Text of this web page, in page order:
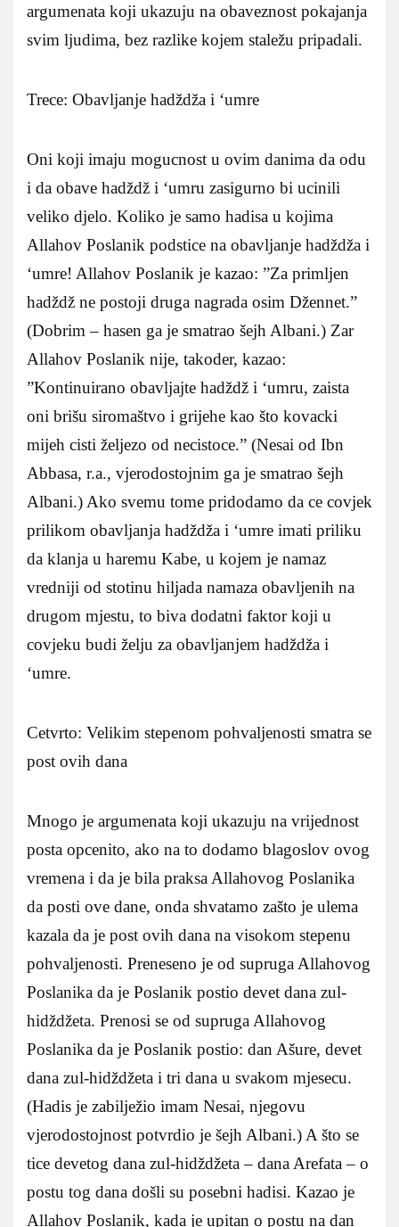
argumenata koji ukazuju na obaveznost pokajanja
svim ljudima, bez razlike kojem staležu pripadali.
Trece: Obavljanje hadždža i ‘umre
Oni koji imaju mogucnost u ovim danima da odu
i da obave hadždž i ‘umru zasigurno bi ucinili
veliko djelo. Koliko je samo hadisa u kojima
Allahov Poslanik podstice na obavljanje hadždža i
‘umre! Allahov Poslanik je kazao: ”Za primljen
hadždž ne postoji druga nagrada osim Džennet.”
(Dobrim – hasen ga je smatrao šejh Albani.) Zar
Allahov Poslanik nije, takoder, kazao:
”Kontinuirano obavljajte hadždž i ‘umru, zaista
oni brišu siromaštvo i grijehe kao što kovacki
mijeh cisti željezo od necistoce.” (Nesai od Ibn
Abbasa, r.a., vjerodostojnim ga je smatrao šejh
Albani.) Ako svemu tome pridodamo da ce covjek
prilikom obavljanja hadždža i ‘umre imati priliku
da klanja u haremu Kabe, u kojem je namaz
vredniji od stotinu hiljada namaza obavljenih na
drugom mjestu, to biva dodatni faktor koji u
covjeku budi želju za obavljanjem hadždža i
‘umre.
Cetvrto: Velikim stepenom pohvaljenosti smatra se
post ovih dana
Mnogo je argumenata koji ukazuju na vrijednost
posta opcenito, ako na to dodamo blagoslov ovog
vremena i da je bila praksa Allahovog Poslanika
da posti ove dane, onda shvatamo zašto je ulema
kazala da je post ovih dana na visokom stepenu
pohvaljenosti. Preneseno je od supruga Allahovog
Poslanika da je Poslanik postio devet dana zul-
hidždžeta. Prenosi se od supruga Allahovog
Poslanika da je Poslanik postio: dan Ašure, devet
dana zul-hidždžeta i tri dana u svakom mjesecu.
(Hadis je zabilježio imam Nesai, njegovu
vjerodostojnost potvrdio je šejh Albani.) A što se
tice devetog dana zul-hidždžeta – dana Arefata – o
postu tog dana došli su posebni hadisi. Kazao je
Allahov Poslanik, kada je upitan o postu na dan